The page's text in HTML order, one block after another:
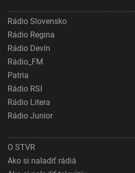
Rádio Slovensko
Rádio Regina
Rádio Devín
Rádio_FM
Patria
Rádio RSI
Rádio Litera
Rádio Junior
O STVR
Ako si naladiť rádiá